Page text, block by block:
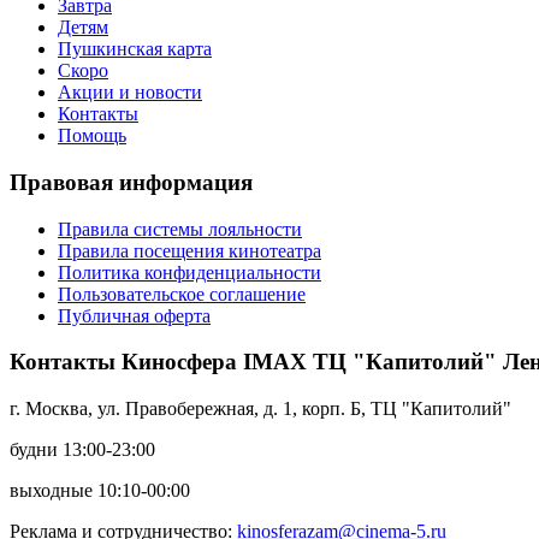
Завтра
Детям
Пушкинская карта
Скоро
Акции и новости
Контакты
Помощь
Правовая информация
Правила системы лояльности
Правила посещения кинотеатра
Политика конфиденциальности
Пользовательское соглашение
Публичная оферта
Контакты Киносфера IMAX ТЦ "Капитолий"
г. Москва, ул. Правобережная, д. 1, корп. Б, ТЦ "Капитолий"
будни 13:00-23:00
выходные 10:10-00:00
Реклама и сотрудничество: kinosferazam@cinema-5.ru